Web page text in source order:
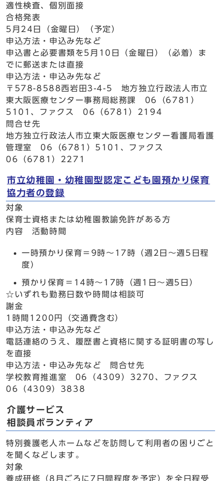
適性検査、個別面接
合格発表
5月24日（金曜日）（予定）
申込方法・申込み先など
申込書と必要書類を5月10日（金曜日）（必着）ま
でに郵送または直接
申込方法・申込み先など
〒578-8588西岩田3-4-5 地方独立行政法人市立
東大阪医療センター事務局総務課 06（6781）
5101、ファクス 06（6781）2194
問合せ先
地方独立行政法人市立東大阪医療センター看護局看護
管理室 06（6781）5101、ファクス
06（6781）2271
市立幼稚園・幼稚園型認定こども園預かり保育
協力者の登録
対象
保育士資格または幼稚園教諭免許がある方
内容 活動時間
一時預かり保育＝9時～17時（週2日～週5日程
度）
預かり保育＝14時～17時（週1日～週5日）
☆いずれも勤務日数や時間は相談可
謝金
1時間1200円（交通費含む）
申込方法・申込み先など
電話連絡のうえ、履歴書と資格に関する証明書の写し
を直接
申込方法・申込み先など 問合せ先
学校教育推進室 06（4309）3270、ファクス
06（4309）3838
介護サービス
相談員ボランティア
特別養護老人ホームなどを訪問して利用者の困りごと
を聞くなどします。
対象
養成研修（8月ごろに7日間程度を予定）を全日程受